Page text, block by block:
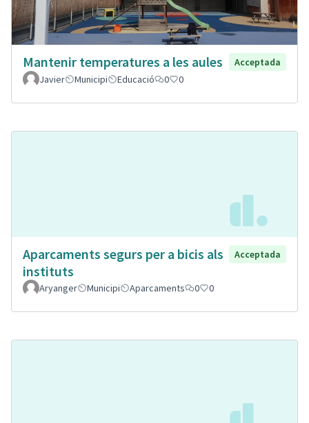
Mantenir temperatures a les aules
Acceptada
Javier
Municipi Educació 0 0
Aparcaments segurs per a bicis als
instituts
Acceptada
Aryanger Municipi Aparcaments 0 0